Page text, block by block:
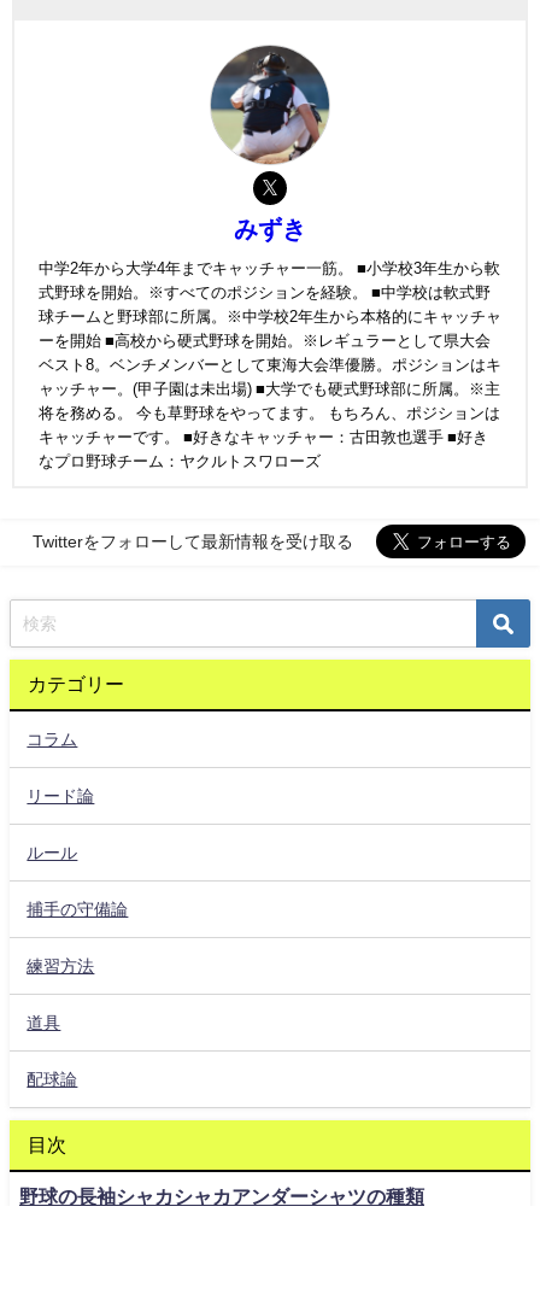
みずき
中学2年から大学4年までキャッチャー一筋。 ■小学校3年生から軟
式野球を開始。※すべてのポジションを経験。 ■中学校は軟式野
球チームと野球部に所属。※中学校2年生から本格的にキャッチャ
ーを開始 ■高校から硬式野球を開始。※レギュラーとして県大会
ベスト8。ベンチメンバーとして東海大会準優勝。ポジションはキ
ャッチャー。(甲子園は未出場) ■大学でも硬式野球部に所属。※主
将を務める。 今も草野球をやってます。 もちろん、ポジションは
キャッチャーです。 ■好きなキャッチャー：古田敦也選手 ■好き
なプロ野球チーム：ヤクルトスワローズ
Twitterをフォローして最新情報を受け取る
カテゴリー
コラム
リード論
ルール
捕手の守備論
練習方法
道具
配球論
目次
野球の長袖シャカシャカアンダーシャツの種類